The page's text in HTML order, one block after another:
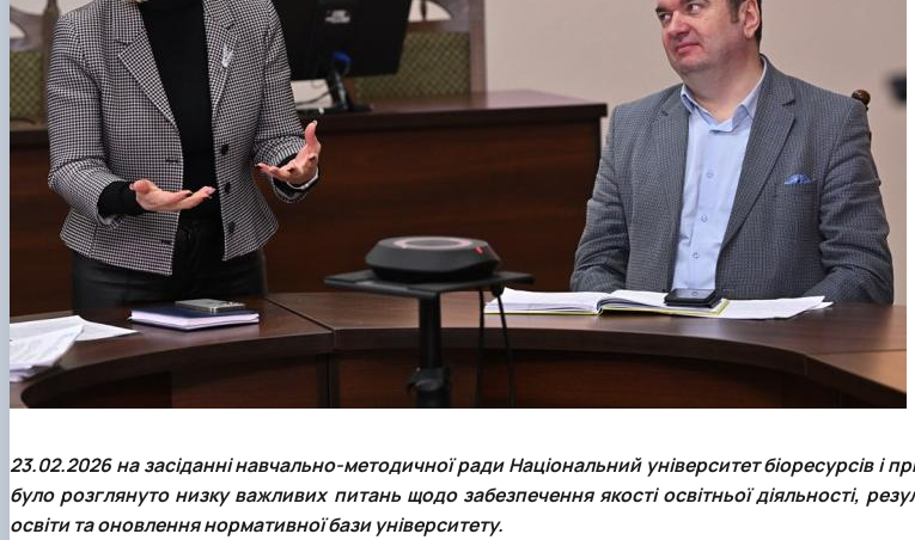
23.02.2026 на засіданні навчально-методичної ради Національний університет біоресурсів і
було розглянуто низку важливих питань щодо забезпечення якості освітньої діяльності,
освіти та оновлення нормативної бази університету.